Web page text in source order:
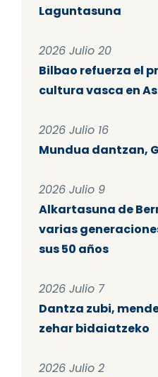
Laguntasuna
2026 Julio 20
Bilbao refuerza el
cultura vasca en
2026 Julio 16
Mundua dantzan,
2026 Julio 9
Alkartasuna de
varias
sus 50 años
2026 Julio 7
Dantza zubi,
zehar bidaiatzeko
2026 Julio 2